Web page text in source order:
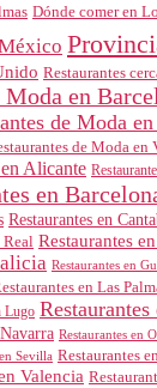
Dónde comer en
Restaurantes
Moda en
de Moda
de Moda
Alicante
en
Restaurantes en
Real Restaurantes
Restaurantes en
en Las
Lugo
Restaurantes en
Sevilla Restaurantes
Valencia